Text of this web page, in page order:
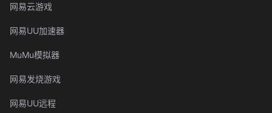
网易云游戏
网易UU加速器
MuMu模拟器
网易发烧游戏
网易UU远程